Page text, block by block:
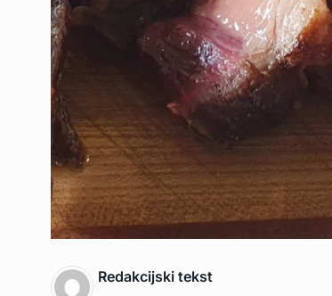
Redakcijski tekst